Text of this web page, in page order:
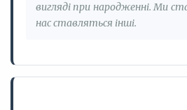
вигляді при народженні. Ми
нас ставляться інші.